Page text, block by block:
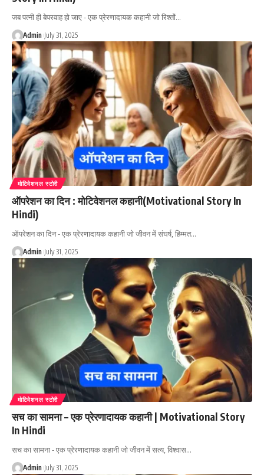
जब पत्नी ही बेपरवाह हो जाए - एक प्रेरणादायक कहानी जो रिश्तों…
Admin July 31, 2025
मोटिवेशनल स्टोरी
ऑपरेशन का दिन : मोटिवेशनल कहानी(Motivational Story In
Hindi)
ऑपरेशन का दिन - एक प्रेरणादायक कहानी जो जीवन में संघर्ष, हिम्मत…
Admin July 31, 2025
मोटिवेशनल स्टोरी
सच का सामना – एक प्रेरणादायक कहानी | Motivational Story
In Hindi
सच का सामना - एक प्रेरणादायक कहानी जो जीवन में सत्य, विश्वास…
Admin July 31, 2025